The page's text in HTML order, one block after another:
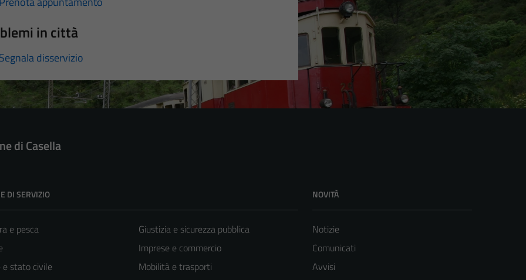
in città
Segnala disservizio
di Casella
DI SERVIZIO
e pesca
e stato civile
Giustizia e sicurezza pubblica
Imprese e commercio
Mobilità e trasporti
NOVITÀ
Notizie
Comunicati
Avvisi